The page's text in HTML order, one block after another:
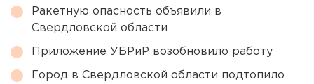
Ракетную опасность объявили в
Свердловской области
Приложение УБРиР возобновило работу
Город в Свердловской области подтопило